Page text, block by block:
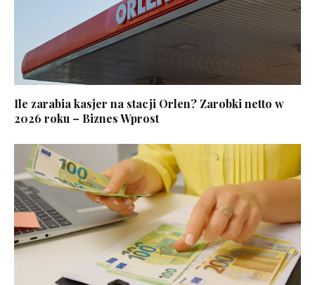
Ile zarabia kasjer na stacji Orlen? Zarobki netto w
2026 roku – Biznes Wprost